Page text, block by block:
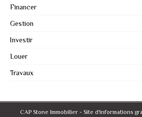
Financer
Gestion
Investir
Louer
Travaux
CAP Stone Immobilier - Site d'informations